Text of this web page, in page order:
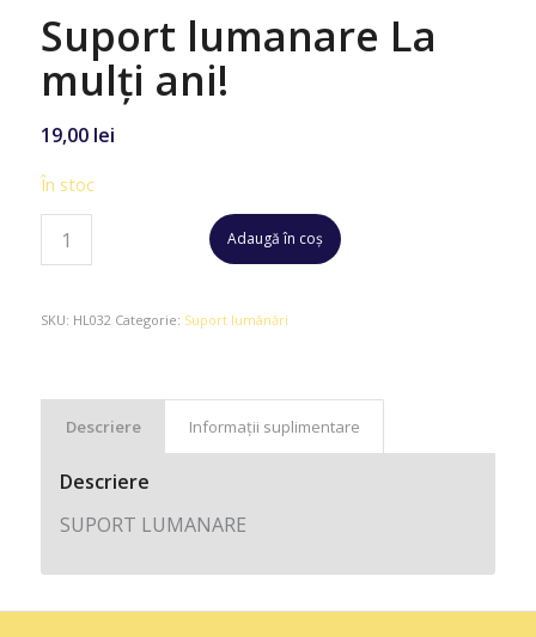
Suport lumanare La
mulți ani!
19,00 lei
În stoc
Adaugă în coș
SKU: HL032 Categorie: Suport lumânări
Descriere Informații suplimentare
Descriere
SUPORT LUMANARE